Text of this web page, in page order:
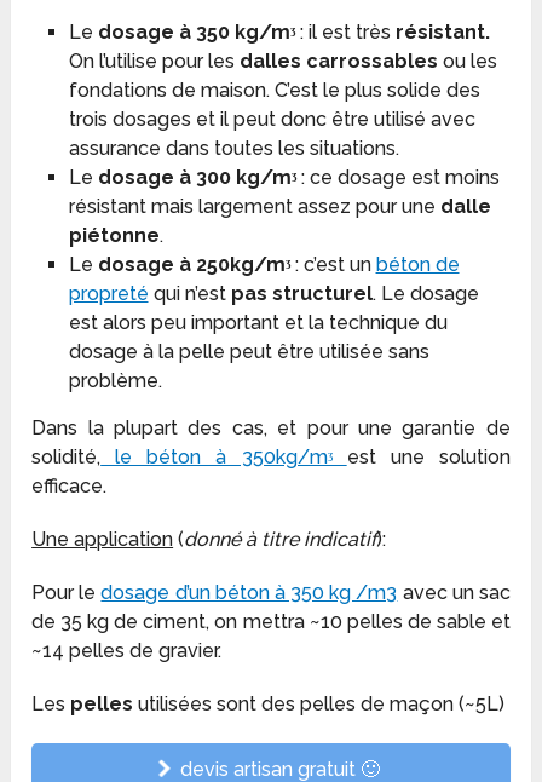
Le dosage à 350 kg/mᶾ: il est très résistant.
On l’utilise pour les dalles carrossables ou les
fondations de maison. C’est le plus solide des
trois dosages et il peut donc être utilisé avec
assurance dans toutes les situations.
Le dosage à 300 kg/mᶾ: ce dosage est moins
résistant mais largement assez pour une dalle
piétonne.
Le dosage à 250kg/mᶾ: c’est un béton de
propreté qui n’est pas structurel. Le dosage
est alors peu important et la technique du
dosage à la pelle peut être utilisée sans
problème.
Dans la plupart des cas, et pour une garantie de
solidité, le béton à 350kg/mᶾ est une solution
efficace.
Une application (donné à titre indicatif):
Pour ledosage d’un béton à 350 kg /m3 avec un sac
de 35 kg de ciment, on mettra ~10 pelles de sable et
~14 pelles de gravier.
Les pelles utilisées sont des pelles de maçon (~5L)
devis artisan gratuit 🙂